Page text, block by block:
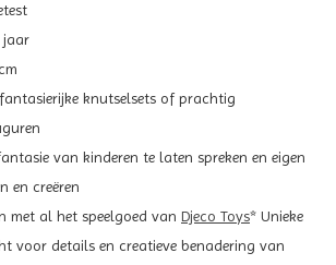
jaar
knutselsets of prachtig
van kinderen te laten spreken en eigen
en creëren
met al het speelgoed van Djeco Toys* Unieke
voor details en creatieve benadering van